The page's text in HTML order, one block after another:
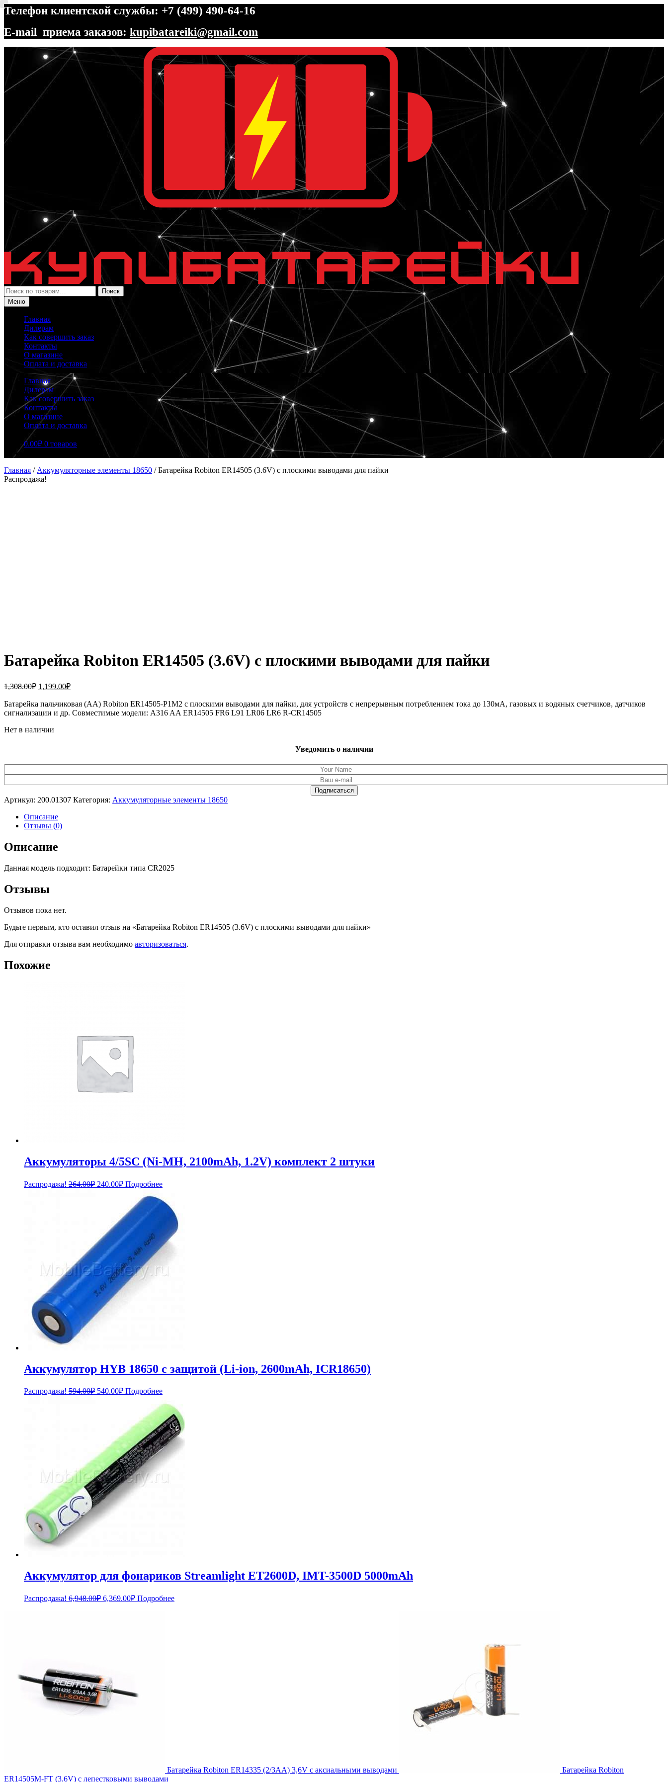
Телефон клиентской службы: +7 (499) 490-64-16
E-mail приема заказов: kupibatareiki@gmail.com
Перейти
навигации
Перейти
содержимому
Искать:
Поиск
Меню
Главная
Дилерам
Как совершить заказ
Контакты
О магазине
Оплата и доставка
Главная
Дилерам
Как совершить заказ
Контакты
О магазине
Оплата и доставка
0.00₽ 0 товаров
Главная / Аккумуляторные элементы 18650 /Батарейка Robiton ER14505 (3.6V) с плоскими выводами для пайки
Распродажа!
Батарейка Robiton ER14505 (3.6V) с плоскими выводами для пайки
1,308.00₽ Первоначальная
составляла
1,308.00₽.
1,199.00₽Текущая
1,199.00₽.
Батарейка пальчиковая (AA) Robiton ER14505-P1M2 с плоскими выводами для пайки, для устройств с непрерывным потреблением тока до 130мА, газовых и водяных счетчиков, датчиков
сигнализации и др. Совместимые модели: A316 AA ER14505 FR6 L91 LR06 LR6 R-CR14505
Нет в наличии
Уведомить о наличии
Артикул: 200.01307 Категория: Аккумуляторные элементы 18650
Описание
Отзывы (0)
Описание
Данная модель подходит: Батарейки типа CR2025
Отзывы
Отзывов пока нет.
Будьте первым, кто оставил отзыв на «Батарейка Robiton ER14505 (3.6V) с плоскими выводами для пайки»
Для отправки отзыва вам необходимо авторизоваться.
Похожие
Аккумуляторы 4/5SC (Ni-MH, 2100mAh, 1.2V) комплект 2 штуки
Распродажа! 264.00₽ Первоначальная
240.00₽Текущая
цена:
240.00₽.
Подробнее
Аккумулятор HYB 18650 с защитой (Li-ion, 2600mAh, ICR18650)
Распродажа! 594.00₽ Первоначальная
540.00₽Текущая
Подробнее
Аккумулятор для фонариков Streamlight ET2600D, IMT-3500D 5000mAh
Распродажа! 6,948.00₽ Первоначальная
6,369.00₽Текущая
цена:
Подробнее
Батарейка Robiton ER14335 (2/3AA) 3,6V с аксиальными выводами
Батарейка Robiton
ER14505M-FT (3.6V) с лепестковыми выводами